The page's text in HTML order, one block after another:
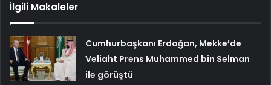
İlgili Makaleler
Cumhurbaşkanı Erdoğan, Mekke’de
Veliaht Prens Muhammed bin Selman
ile görüştü